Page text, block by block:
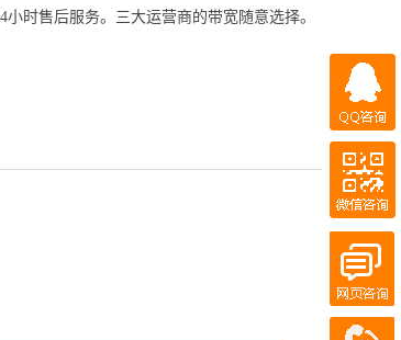
时售后服务。三大运营商的带宽随意选择。